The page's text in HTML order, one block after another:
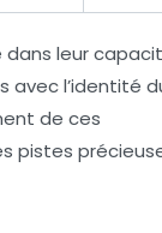
dans leur
avec l’identité
de ces
pistes